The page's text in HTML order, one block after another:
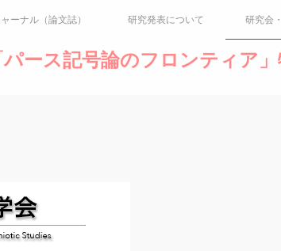
ーナル（論文誌） 研究発表について 研究会
ース記号論のフロンティア